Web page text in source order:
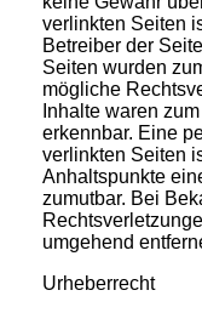
verlinkten Seiten
Betreiber der
Seiten wurden
mögliche
Inhalte waren
erkennbar. Eine
verlinkten Seiten
Anhaltspunkte
zumutbar. Bei
umgehend
Urheberrecht